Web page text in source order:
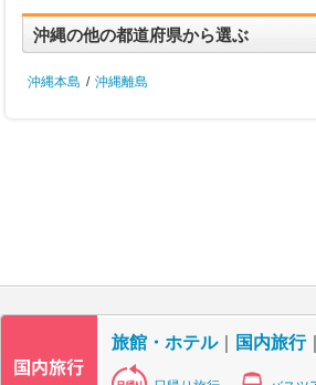
沖縄の他の都道府県から選ぶ
沖縄本島 / 沖縄離島
旅館・ホテル｜ 国内旅行｜